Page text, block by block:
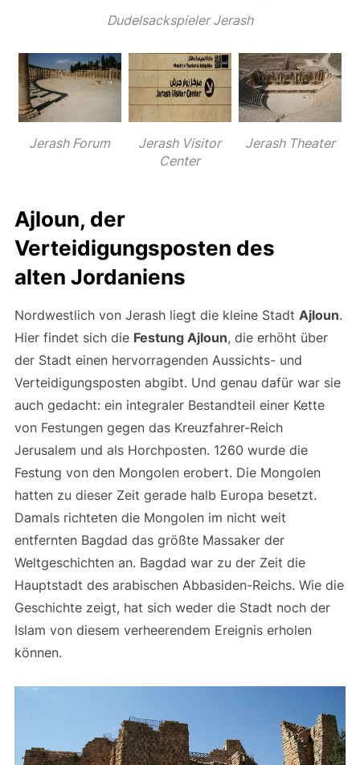
Dudelsackspieler Jerash
Jerash Forum
Jerash Visitor
Center
Jerash Theater
Ajloun, der
Verteidigungsposten des
alten Jordaniens
Nordwestlich von Jerash liegt die kleine Stadt Ajloun.
Hier findet sich die Festung Ajloun, die erhöht über
der Stadt einen hervorragenden Aussichts- und
Verteidigungsposten abgibt. Und genau dafür war sie
auch gedacht: ein integraler Bestandteil einer Kette
von Festungen gegen das Kreuzfahrer-Reich
Jerusalem und als Horchposten. 1260 wurde die
Festung von den Mongolen erobert. Die Mongolen
hatten zu dieser Zeit gerade halb Europa besetzt.
Damals richteten die Mongolen im nicht weit
entfernten Bagdad das größte Massaker der
Weltgeschichten an. Bagdad war zu der Zeit die
Hauptstadt des arabischen Abbasiden-Reichs. Wie die
Geschichte zeigt, hat sich weder die Stadt noch der
Islam von diesem verheerendem Ereignis erholen
können.